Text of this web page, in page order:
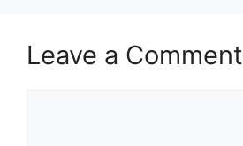
Leave a Comment